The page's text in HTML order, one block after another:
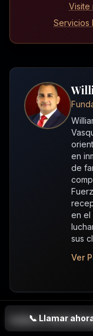
📞 Llamar
Visite
Servicios
en
de
en el
sus
Ver
Enlaces